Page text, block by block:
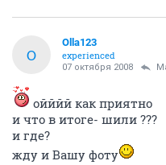
O
Olla123
experienced
07 октября 2008
ойййй как приятно
и что в итоге- шили ???
и где?
жду и Вашу фоту